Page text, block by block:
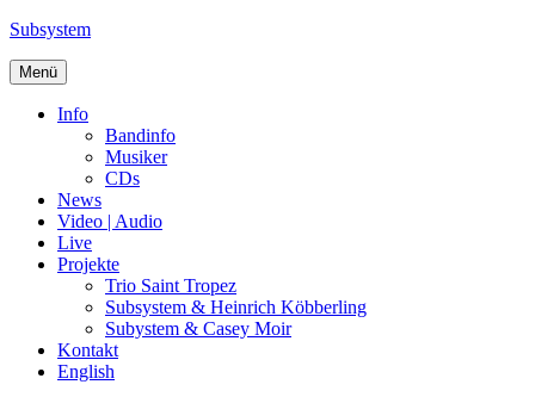
Zum
springen
Subsystem
Menü
Info
Bandinfo
Musiker
CDs
News
Video | Audio
Live
Projekte
Trio Saint Tropez
Subsystem & Heinrich Köbberling
Subystem & Casey Moir
Kontakt
English